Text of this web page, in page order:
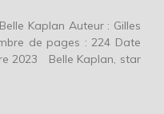
Kaplan Auteur : Gilles
de pages : 224 Date
2023 Belle Kaplan, star